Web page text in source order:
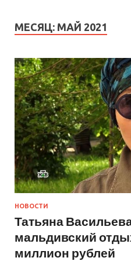
МЕСЯЦ: МАЙ 2021
НОВОСТИ
Татьяна
мальдивский
миллион рублей